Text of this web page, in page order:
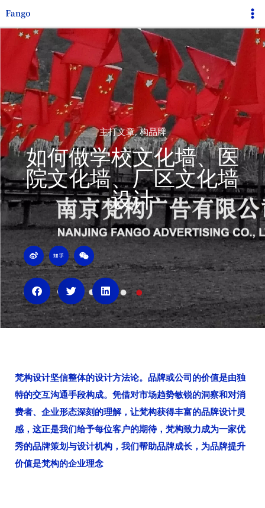
跳
至
主打文章,构品牌
如何做学校文化墙、医
院文化墙、厂区文化墙
设计
W
e
i
b
Z
h
i
h
u
W
e
i
x
i
n
梵构设计坚信整体的设计方法论。品牌或公司的价值是由独
特的交互沟通手段构成。凭借对市场趋势敏锐的洞察和对消
费者、企业形态深刻的理解，让梵构获得丰富的品牌设计灵
感，这正是我们给予每位客户的期待，梵构致力成为一家优
秀的品牌策划与设计机构，我们帮助品牌成长，为品牌提升
价值是梵构的企业理念